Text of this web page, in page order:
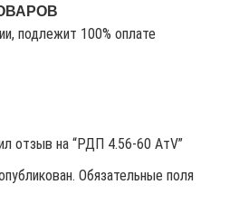
подлежит 100% оплате
отзыв на “РДП 4.56-60 АтV”
Обязательные поля